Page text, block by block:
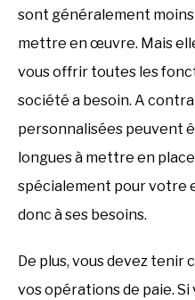
sont généralement
mettre en œuvre. Mais
vous offrir toutes les
société a besoin. A
personnalisées peuvent
longues à mettre en
spécialement pour
donc à ses besoins.
De plus, vous devez tenir
vos opérations de paie. Si